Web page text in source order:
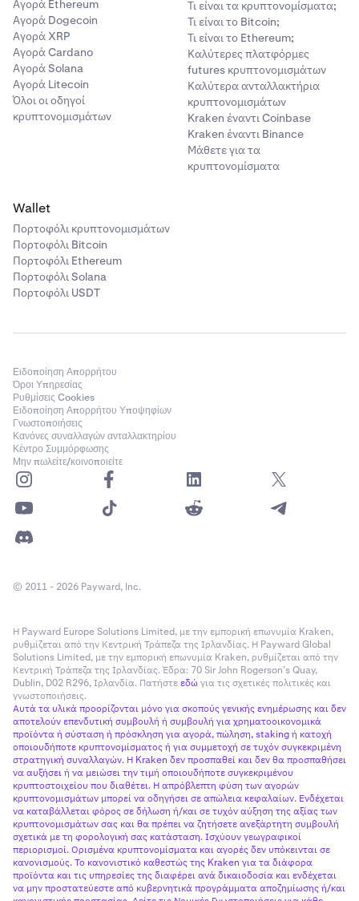
Αγορά Ethereum
Αγορά Dogecoin
Αγορά XRP
Αγορά Cardano
Αγορά Solana
Αγορά Litecoin
Όλοι οι οδηγοί
κρυπτονομισμάτων
Τι είναι τα κρυπτονομίσματα;
Τι είναι το Bitcoin;
Τι είναι το Ethereum;
Καλύτερες πλατφόρμες
futures κρυπτονομισμάτων
Καλύτερα ανταλλακτήρια
κρυπτονομισμάτων
Kraken έναντι Coinbase
Kraken έναντι Binance
Μάθετε για τα
κρυπτονομίσματα
Wallet
Πορτοφόλι κρυπτονομισμάτων
Πορτοφόλι Bitcoin
Πορτοφόλι Ethereum
Πορτοφόλι Solana
Πορτοφόλι USDT
Ειδοποίηση Απορρήτου
Όροι Υπηρεσίας
Ρυθμίσεις Cookies
Ειδοποίηση Απορρήτου Υποψηφίων
Γνωστοποιήσεις
Κανόνες συναλλαγών ανταλλακτηρίου
Κέντρο Συμμόρφωσης
Μην πωλείτε/κοινοποιείτε
© 2011 - 2026 Payward, Inc.
Η Payward Europe Solutions Limited, με την εμπορική επωνυμία Kraken,
ρυθμίζεται από την Κεντρική Τράπεζα της Ιρλανδίας. Η Payward Global
Solutions Limited, με την εμπορική επωνυμία Kraken, ρυθμίζεται από την
Κεντρική Τράπεζα της Ιρλανδίας. Έδρα: 70 Sir John Rogerson’s Quay,
Dublin, D02 R296, Ιρλανδία. Πατήστεεδώγια τις σχετικές πολιτικές και
γνωστοποιήσεις.
Αυτά τα υλικά προορίζονται μόνο για σκοπούς γενικής ενημέρωσης και δεν
αποτελούν επενδυτική συμβουλή ή συμβουλή για χρηματοοικονομικά
προϊόντα ή σύσταση ή πρόσκληση για αγορά, πώληση, staking ή κατοχή
οποιουδήποτε κρυπτονομίσματος ή για συμμετοχή σε τυχόν συγκεκριμένη
στρατηγική συναλλαγών. Η Kraken δεν προσπαθεί και δεν θα προσπαθήσει
να αυξήσει ή να μειώσει την τιμή οποιουδήποτε συγκεκριμένου
κρυπτοστοιχείου που διαθέτει. Η απρόβλεπτη φύση των αγορών
κρυπτονομισμάτων μπορεί να οδηγήσει σε απώλεια κεφαλαίων. Ενδέχεται
να καταβάλλεται φόρος σε δήλωση ή/και σε τυχόν αύξηση της αξίας των
κρυπτονομισμάτων σας και θα πρέπει να ζητήσετε ανεξάρτητη συμβουλή
σχετικά με τη φορολογική σας κατάσταση. Ισχύουν γεωγραφικοί
περιορισμοί. Ορισμένα κρυπτονομίσματα και αγορές δεν υπόκεινται σε
κανονισμούς. Το κανονιστικό καθεστώς της Kraken για τα διάφορα
προϊόντα και τις υπηρεσίες της διαφέρει ανά δικαιοδοσία και ενδέχεται
να μην προστατεύεστε από κυβερνητικά προγράμματα αποζημίωσης ή/και